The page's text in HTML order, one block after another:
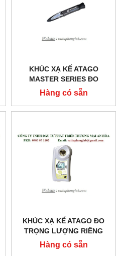
KHÚC XẠ KẾ ATAGO
MASTER SERIES ĐO
TRỌNG LƯỢNG RIÊNG
NƯỚC TIỂU
MODEL:MASTER-URC/NΑ
Hàng có sẵn
KHÚC XẠ KẾ ATAGO ĐO
TRỌNG LƯỢNG RIÊNG
NƯỚC TIỂU CỦA CHÓ
MODEL:PAL-USG (DOG)
Hàng có sẵn